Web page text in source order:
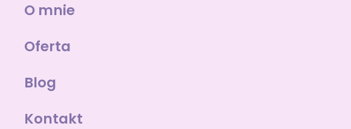
O mnie
Oferta
Blog
Kontakt